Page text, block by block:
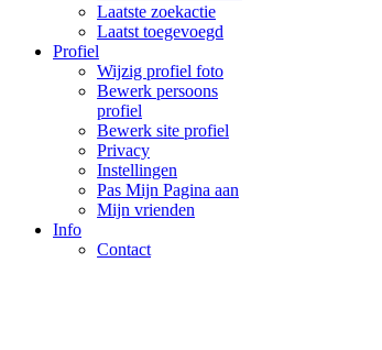
Laatste zoekactie
Laatst toegevoegd
Profiel
Wijzig profiel foto
Bewerk persoons
profiel
Bewerk site profiel
Privacy
Instellingen
Pas Mijn Pagina aan
Mijn vrienden
Info
Contact